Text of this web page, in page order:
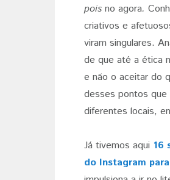
pois no agora.
criativos e
viram singulares.
de que até a ética
e não o aceitar do
desses pontos que
diferentes locais,
Já tivemos aqui 16
do Instagram